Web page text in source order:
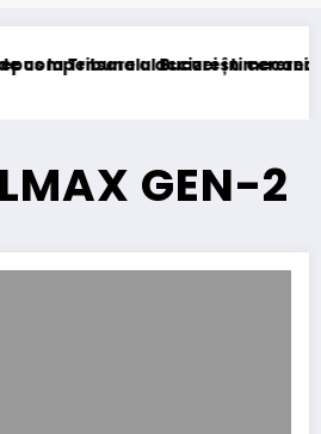
a accizei în mecanism
Tribunalul București cererea
GEN-2